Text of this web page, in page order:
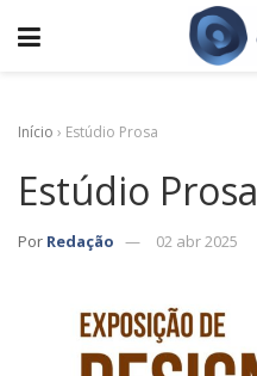
Início › Estúdio Prosa
Estúdio Prosa
Por Redação 02 abr 2025